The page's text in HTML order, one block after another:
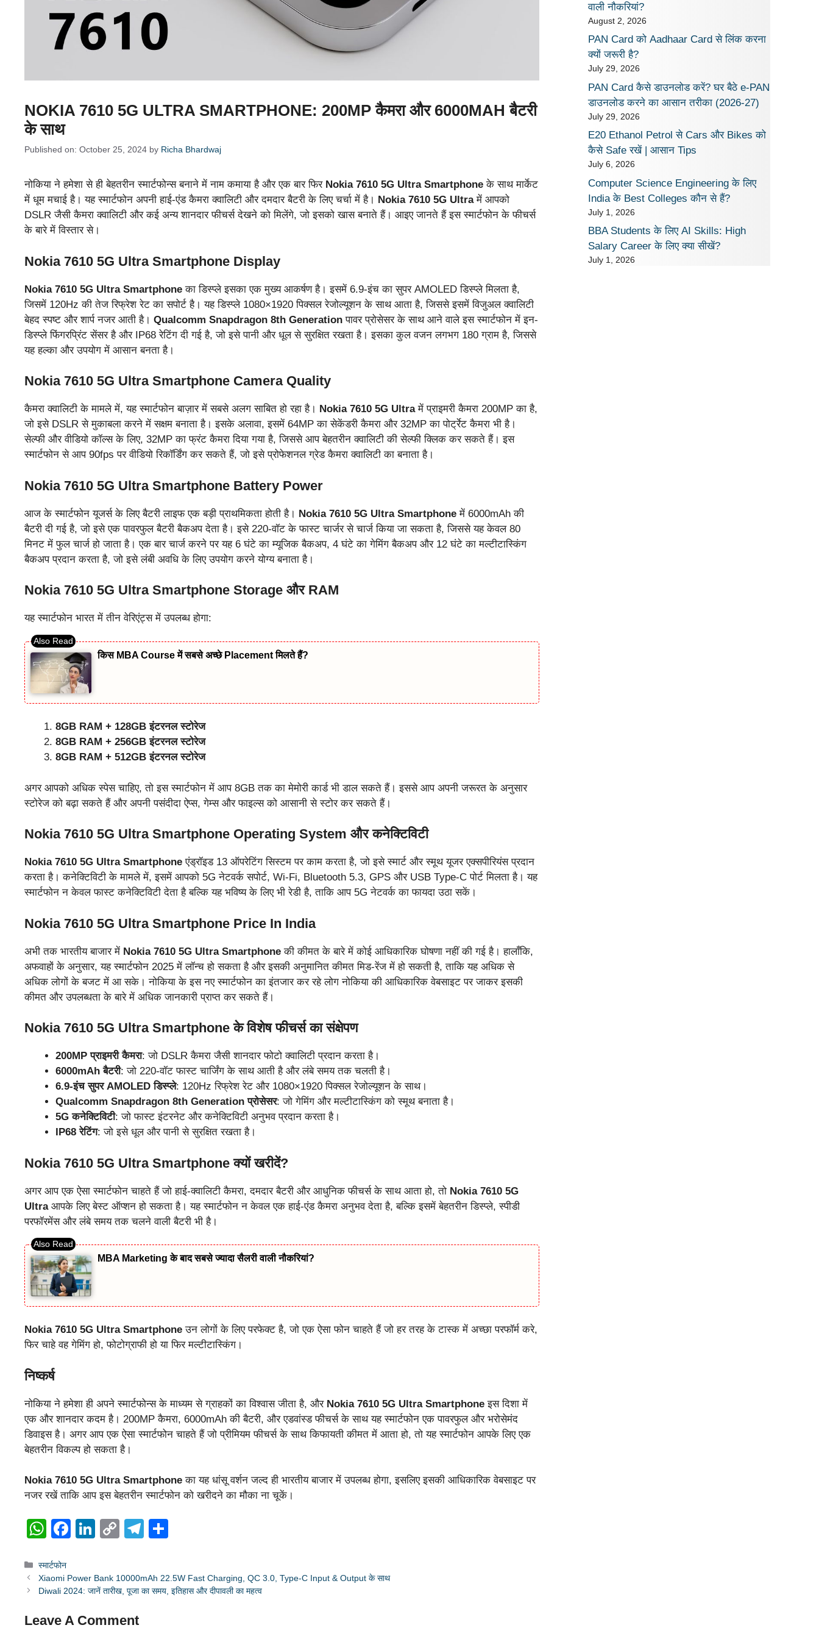
NOKIA 7610 5G ULTRA SMARTPHONE: 200MP कैमरा और 6000MAH बैटरी
के साथ
Published on: October 25, 2024 by Richa Bhardwaj
नोकिया ने हमेशा से ही बेहतरीन स्मार्टफोन्स बनाने में नाम कमाया है और एक बार फिर Nokia 7610 5G Ultra Smartphone के साथ मार्केट
में धूम मचाई है। यह स्मार्टफोन अपनी हाई-एंड कैमरा क्वालिटी और दमदार बैटरी के लिए चर्चा में है। Nokia 7610 5G Ultraमें आपको
DSLR जैसी कैमरा क्वालिटी और कई अन्य शानदार फीचर्स देखने को मिलेंगे, जो इसको खास बनाते हैं। आइए जानते हैं इस स्मार्टफोन के फीचर्स
के बारे में विस्तार से।
Nokia 7610 5G Ultra Smartphone Display
Nokia 7610 5G Ultra Smartphone का डिस्प्ले इसका एक मुख्य आकर्षण है। इसमें 6.9-इंच का सुपर AMOLED डिस्प्ले मिलता है,
जिसमें 120Hz की तेज रिफ्रेश रेट का सपोर्ट है। यह डिस्प्ले 1080×1920 पिक्सल रेजोल्यूशन के साथ आता है, जिससे इसमें विजुअल क्वालिटी
बेहद स्पष्ट और शार्प नजर आती है। Qualcomm Snapdragon 8th Generation पावर प्रोसेसर के साथ आने वाले इस स्मार्टफोन में इन-
डिस्प्ले फिंगरप्रिंट सेंसर है और IP68 रेटिंग दी गई है, जो इसे पानी और धूल से सुरक्षित रखता है। इसका कुल वजन लगभग 180 ग्राम है, जिससे
यह हल्का और उपयोग में आसान बनता है।
Nokia 7610 5G Ultra Smartphone Camera Quality
कैमरा क्वालिटी के मामले में, यह स्मार्टफोन बाज़ार में सबसे अलग साबित हो रहा है। Nokia 7610 5G Ultraमें प्राइमरी कैमरा 200MP का है,
जो इसे DSLR से मुकाबला करने में सक्षम बनाता है। इसके अलावा, इसमें 64MP का सेकेंडरी कैमरा और 32MP का पोर्ट्रेट कैमरा भी है।
सेल्फी और वीडियो कॉल्स के लिए, 32MP का फ्रंट कैमरा दिया गया है, जिससे आप बेहतरीन क्वालिटी की सेल्फी क्लिक कर सकते हैं। इस
स्मार्टफोन से आप 90fps पर वीडियो रिकॉर्डिंग कर सकते हैं, जो इसे प्रोफेशनल ग्रेड कैमरा क्वालिटी का बनाता है।
Nokia 7610 5G Ultra Smartphone Battery Power
आज के स्मार्टफोन यूजर्स के लिए बैटरी लाइफ एक बड़ी प्राथमिकता होती है। Nokia 7610 5G Ultra Smartphone में 6000mAh की
बैटरी दी गई है, जो इसे एक पावरफुल बैटरी बैकअप देता है। इसे 220-वॉट के फास्ट चार्जर से चार्ज किया जा सकता है, जिससे यह केवल 80
मिनट में फुल चार्ज हो जाता है। एक बार चार्ज करने पर यह 6 घंटे का म्यूजिक बैकअप, 4 घंटे का गेमिंग बैकअप और 12 घंटे का मल्टीटास्किंग
बैकअप प्रदान करता है, जो इसे लंबी अवधि के लिए उपयोग करने योग्य बनाता है।
Nokia 7610 5G Ultra Smartphone Storage और RAM
यह स्मार्टफोन भारत में तीन वेरिएंट्स में उपलब्ध होगा:
किस MBA Course में सबसे अच्छे Placement मिलते हैं?
8GB RAM + 128GB इंटरनल स्टोरेज
8GB RAM + 256GB इंटरनल स्टोरेज
8GB RAM + 512GB इंटरनल स्टोरेज
अगर आपको अधिक स्पेस चाहिए, तो इस स्मार्टफोन में आप 8GB तक का मेमोरी कार्ड भी डाल सकते हैं। इससे आप अपनी जरूरत के अनुसार
स्टोरेज को बढ़ा सकते हैं और अपनी पसंदीदा ऐप्स, गेम्स और फाइल्स को आसानी से स्टोर कर सकते हैं।
Nokia 7610 5G Ultra Smartphone Operating System और कनेक्टिविटी
Nokia 7610 5G Ultra Smartphone एंड्रॉइड 13 ऑपरेटिंग सिस्टम पर काम करता है, जो इसे स्मार्ट और स्मूथ यूजर एक्सपीरियंस प्रदान
करता है। कनेक्टिविटी के मामले में, इसमें आपको 5G नेटवर्क सपोर्ट, Wi-Fi, Bluetooth 5.3, GPS और USB Type-C पोर्ट मिलता है। यह
स्मार्टफोन न केवल फास्ट कनेक्टिविटी देता है बल्कि यह भविष्य के लिए भी रेडी है, ताकि आप 5G नेटवर्क का फायदा उठा सकें।
Nokia 7610 5G Ultra Smartphone Price In India
अभी तक भारतीय बाजार में Nokia 7610 5G Ultra Smartphone की कीमत के बारे में कोई आधिकारिक घोषणा नहीं की गई है। हालाँकि,
अफवाहों के अनुसार, यह स्मार्टफोन 2025 में लॉन्च हो सकता है और इसकी अनुमानित कीमत मिड-रेंज में हो सकती है, ताकि यह अधिक से
अधिक लोगों के बजट में आ सके। नोकिया के इस नए स्मार्टफोन का इंतजार कर रहे लोग नोकिया की आधिकारिक वेबसाइट पर जाकर इसकी
कीमत और उपलब्धता के बारे में अधिक जानकारी प्राप्त कर सकते हैं।
Nokia 7610 5G Ultra Smartphone के विशेष फीचर्स का संक्षेपण
200MP प्राइमरी कैमरा: जो DSLR कैमरा जैसी शानदार फोटो क्वालिटी प्रदान करता है।
6000mAh बैटरी: जो 220-वॉट फास्ट चार्जिंग के साथ आती है और लंबे समय तक चलती है।
6.9-इंच सुपर AMOLED डिस्प्ले: 120Hz रिफ्रेश रेट और 1080×1920 पिक्सल रेजोल्यूशन के साथ।
Qualcomm Snapdragon 8th Generation प्रोसेसर: जो गेमिंग और मल्टीटास्किंग को स्मूथ बनाता है।
5G कनेक्टिविटी: जो फास्ट इंटरनेट और कनेक्टिविटी अनुभव प्रदान करता है।
IP68 रेटिंग: जो इसे धूल और पानी से सुरक्षित रखता है।
Nokia 7610 5G Ultra Smartphone क्यों खरीदें?
अगर आप एक ऐसा स्मार्टफोन चाहते हैं जो हाई-क्वालिटी कैमरा, दमदार बैटरी और आधुनिक फीचर्स के साथ आता हो, तो Nokia 7610 5G
Ultraआपके लिए बेस्ट ऑप्शन हो सकता है। यह स्मार्टफोन न केवल एक हाई-एंड कैमरा अनुभव देता है, बल्कि इसमें बेहतरीन डिस्प्ले, स्पीडी
परफॉरमेंस और लंबे समय तक चलने वाली बैटरी भी है।
MBA Marketing के बाद सबसे ज्यादा सैलरी वाली नौकरियां?
Nokia 7610 5G Ultra Smartphone उन लोगों के लिए परफेक्ट है, जो एक ऐसा फोन चाहते हैं जो हर तरह के टास्क में अच्छा परफॉर्म करे,
फिर चाहे वह गेमिंग हो, फोटोग्राफी हो या फिर मल्टीटास्किंग।
निष्कर्ष
नोकिया ने हमेशा ही अपने स्मार्टफोन्स के माध्यम से ग्राहकों का विश्वास जीता है, और Nokia 7610 5G Ultra Smartphone इस दिशा में
एक और शानदार कदम है। 200MP कैमरा, 6000mAh की बैटरी, और एडवांस्ड फीचर्स के साथ यह स्मार्टफोन एक पावरफुल और भरोसेमंद
डिवाइस है। अगर आप एक ऐसा स्मार्टफोन चाहते हैं जो प्रीमियम फीचर्स के साथ किफायती कीमत में आता हो, तो यह स्मार्टफोन आपके लिए एक
बेहतरीन विकल्प हो सकता है।
Nokia 7610 5G Ultra Smartphone का यह धांसू वर्शन जल्द ही भारतीय बाजार में उपलब्ध होगा, इसलिए इसकी आधिकारिक वेबसाइट पर
नजर रखें ताकि आप इस बेहतरीन स्मार्टफोन को खरीदने का मौका ना चूकें।
W
at
s
p
F
e
o
Li
e
n
C
y
n
T
gr e
Categories
स्मार्टफोन
Xiaomi Power Bank 10000mAh 22.5W Fast Charging, QC 3.0, Type-C Input & Output के साथ
Diwali 2024: जानें तारीख, पूजा का समय, इतिहास और दीपावली का महत्व
Leave A Comment
वाली नौकरियां?
August 2, 2026
PAN Card को Aadhaar Card से लिंक करना
क्यों जरूरी है?
July 29, 2026
PAN Card कैसे डाउनलोड करें? घर बैठे e-PAN
डाउनलोड करने का आसान तरीका (2026-27)
July 29, 2026
E20 Ethanol Petrol से Cars और Bikes को
कैसे Safe रखें | आसान Tips
July 6, 2026
Computer Science Engineering के लिए
India के Best Colleges कौन से हैं?
July 1, 2026
BBA Students के लिए AI Skills: High
Salary Career के लिए क्या सीखें?
July 1, 2026